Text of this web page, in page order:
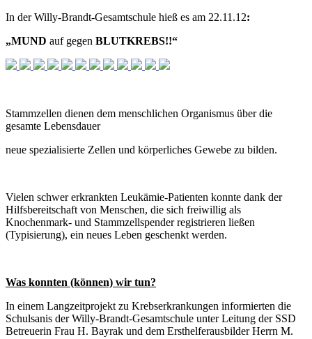
In der Willy-Brandt-Gesamtschule hieß es am 22.11.12:
„MUND auf gegen BLUTKREBS!!“
Stammzellen dienen dem menschlichen Organismus über die
gesamte Lebensdauer
neue spezialisierte Zellen und körperliches Gewebe zu bilden.
Vielen schwer erkrankten Leukämie-Patienten konnte dank der
Hilfsbereitschaft von Menschen, die sich freiwillig als
Knochenmark- und Stammzellspender registrieren ließen
(Typisierung), ein neues Leben geschenkt werden.
Was konnten (können) wir tun?
In einem Langzeitprojekt zu Krebserkrankungen informierten die
Schulsanis der Willy-Brandt-Gesamtschule unter Leitung der SSD
Betreuerin Frau H. Bayrak und dem Ersthelferausbilder Herrn M.